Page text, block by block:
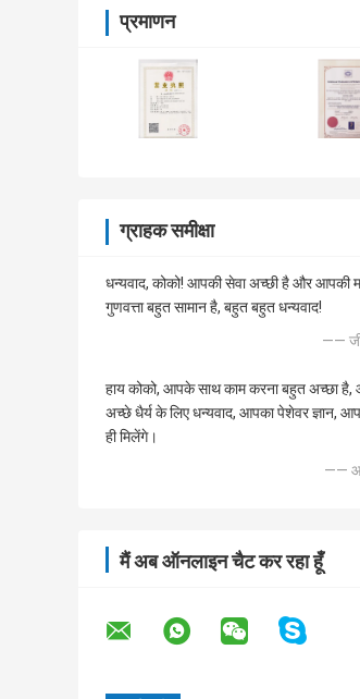
प्रमाणन
ग्राहक समीक्षा
धन्यवाद, कोको! आपकी सेवा अच्छी है और आपकी
गुणवत्ता बहुत सामान है, बहुत बहुत धन्यवाद!
——
हाय कोको, आपके साथ काम करना बहुत अच्छा
अच्छे धैर्य के लिए धन्यवाद, आपका पेशेवर ज्ञान,
ही मिलेंगे।
——
मैं अब ऑनलाइन चैट कर रहा हूँ